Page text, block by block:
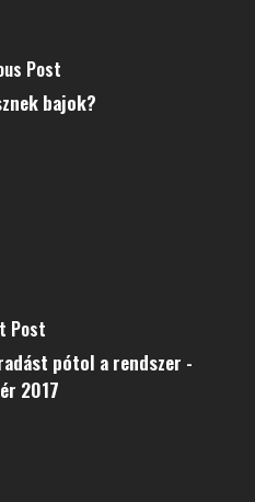
Post
bajok?
Post
pótol a rendszer -
2017